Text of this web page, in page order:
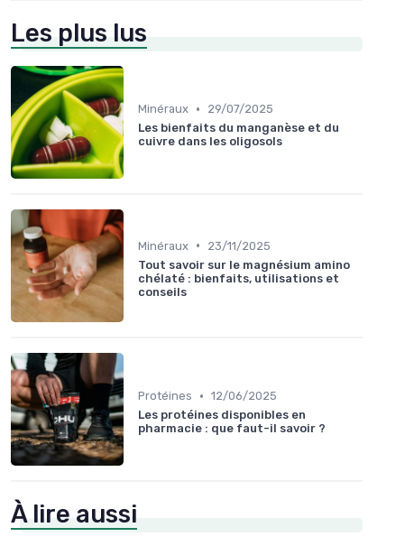
Les plus lus
Minéraux •
29/07/2025
Les bienfaits du manganèse et du
cuivre dans les oligosols
Minéraux •
23/11/2025
Tout savoir sur le magnésium amino
chélaté : bienfaits, utilisations et
conseils
Protéines • 12/06/2025
Les protéines disponibles en
pharmacie : que faut-il savoir ?
À lire aussi